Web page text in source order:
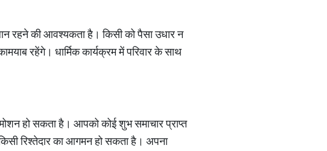
रहने की आवश्यकता है। किसी को पैसा उधार न
रहेंगे। धार्मिक कार्यक्रम में परिवार के साथ
हो सकता है। आपको कोई शुभ समाचार प्राप्त
रिश्तेदार का आगमन हो सकता है। अपना